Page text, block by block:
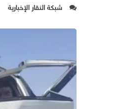
شبكة النقار الإخبارية